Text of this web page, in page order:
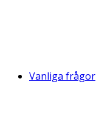
Vanliga frågor